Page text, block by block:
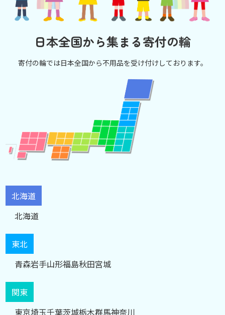
日本全国から集まる寄付の輪
寄付の輪では日本全国から不用品を受け付けしております。
北海道
北海道
東北
青森岩手山形福島秋田宮城
関東
東京埼玉千葉茨城栃木群馬神奈川